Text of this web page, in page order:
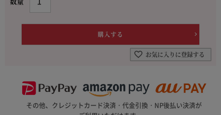
お気に入りに登録する
その他、クレジットカード決済・代金引換・NP後払い決済が